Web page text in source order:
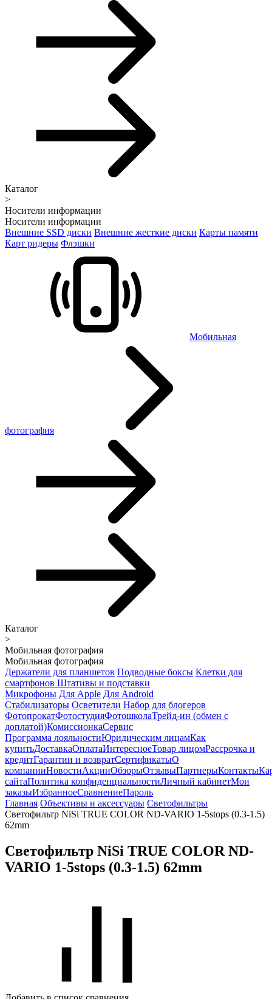
Каталог
>
Носители информации
Носители информации
Внешние SSD диски Внешние жесткие диски Карты памяти
Карт ридеры Флэшки
Мобильная
фотография
Каталог
>
Мобильная фотография
Мобильная фотография
Держатели для планшетов Подводные боксы Клетки для
смартфонов Штативы и подставки
Микрофоны Для Apple Для Android
Стабилизаторы Осветители Набор для блогеров
ФотопрокатФотостудияФотошколаТрейд-ин (обмен с
доплатой)КомиссионкаСервис
Программа лояльностиЮридическим лицамКак
купитьДоставкаОплатаИнтересноеТовар лицомРассрочка и
кредитГарантии и возвратСертификатыО
компанииНовостиАкцииОбзорыОтзывыПартнерыКонтакты
сайтаПолитика конфиденциальностиЛичный кабинетМои
заказыИзбранноеСравнениеПароль
Главная Объективы и аксессуары Светофильтры
Светофильтр NiSi TRUE COLOR ND-VARIO 1-5stops (0.3-1.5)
62mm
Светофильтр NiSi TRUE COLOR ND-
VARIO 1-5stops (0.3-1.5) 62mm